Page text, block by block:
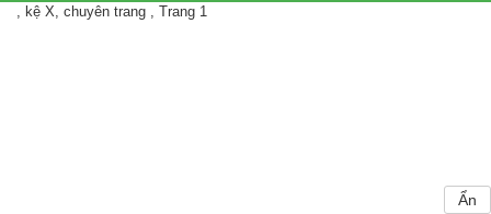
, kệ X, chuyên trang , Trang 1
Ẩn